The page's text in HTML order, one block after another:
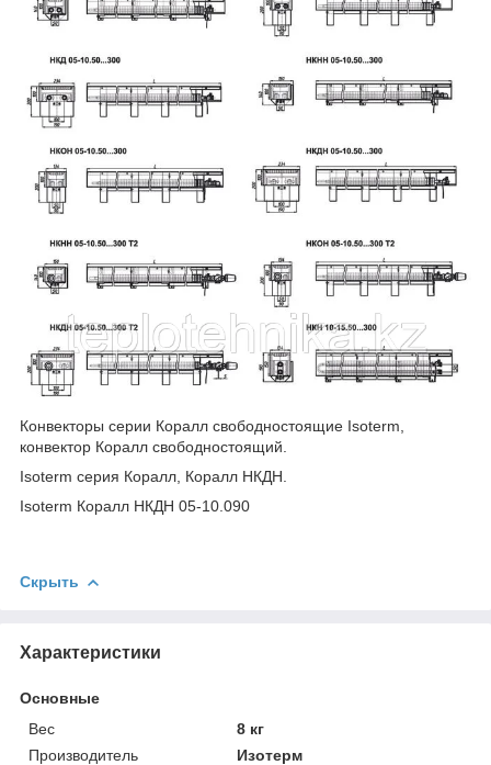
Конвекторы серии Коралл свободностоящие Isoterm,
конвектор Коралл свободностоящий.
Isoterm серия Коралл, Коралл НКДН.
Isoterm Коралл НКДН 05-10.090
Скрыть
Характеристики
Основные
Вес
8 кг
Производитель
Изотерм